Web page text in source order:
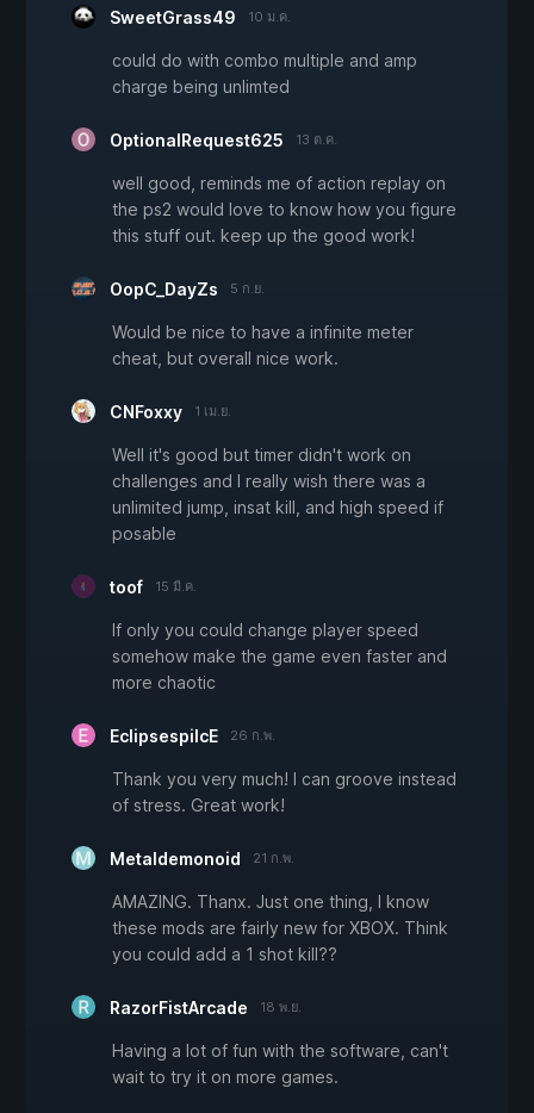
SweetGrass49 10 ม.ค.
could do with combo multiple and amp
charge being unlimted
OptionalRequest625 13 ต.ค.
well good, reminds me of action replay on
the ps2 would love to know how you figure
this stuff out. keep up the good work!
OopC_DayZs 5 ก.ย.
Would be nice to have a infinite meter
cheat, but overall nice work.
CNFoxxy 1 เม.ย.
Well it's good but timer didn't work on
challenges and I really wish there was a
unlimited jump, insat kill, and high speed if
posable
toof 15 มี.ค.
If only you could change player speed
somehow make the game even faster and
more chaotic
EclipsespilcE 26 ก.พ.
Thank you very much! I can groove instead
of stress. Great work!
Metaldemonoid 21 ก.พ.
AMAZING. Thanx. Just one thing, I know
these mods are fairly new for XBOX. Think
you could add a 1 shot kill??
RazorFistArcade 18 พ.ย.
Having a lot of fun with the software, can't
wait to try it on more games.